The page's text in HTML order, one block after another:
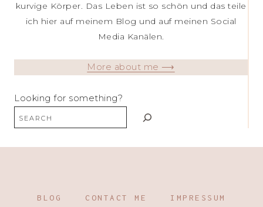
kurvige Körper. Das Leben ist so schön und das teile
ich hier auf meinem Blog und auf meinen Social
Media Kanälen.
More about me ⟶
Looking for something?
BLOG CONTACT ME IMPRESSUM